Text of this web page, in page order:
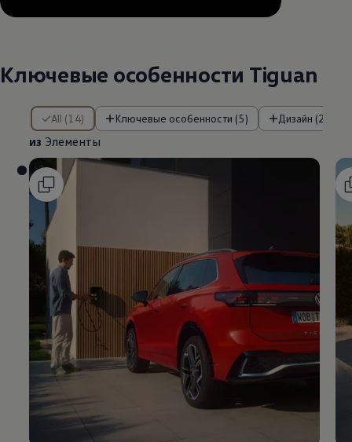
Remaining time, --:--
Ключевые особенности Tiguan
All (14) Ключевые особенности (5) Дизайн (2)
из Элементы
из Элементы